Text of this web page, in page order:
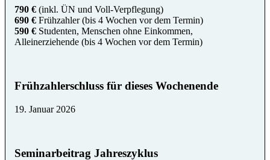
790 € (inkl. ÜN und Voll-Verpflegung)
690 € Frühzahler (bis 4 Wochen vor dem Termin)
590 € Studenten, Menschen ohne Einkommen,
Alleinerziehende (bis 4 Wochen vor dem Termin)
Frühzahlerschluss für dieses Wochenende
19. Januar 2026
Seminarbeitrag Jahreszyklus